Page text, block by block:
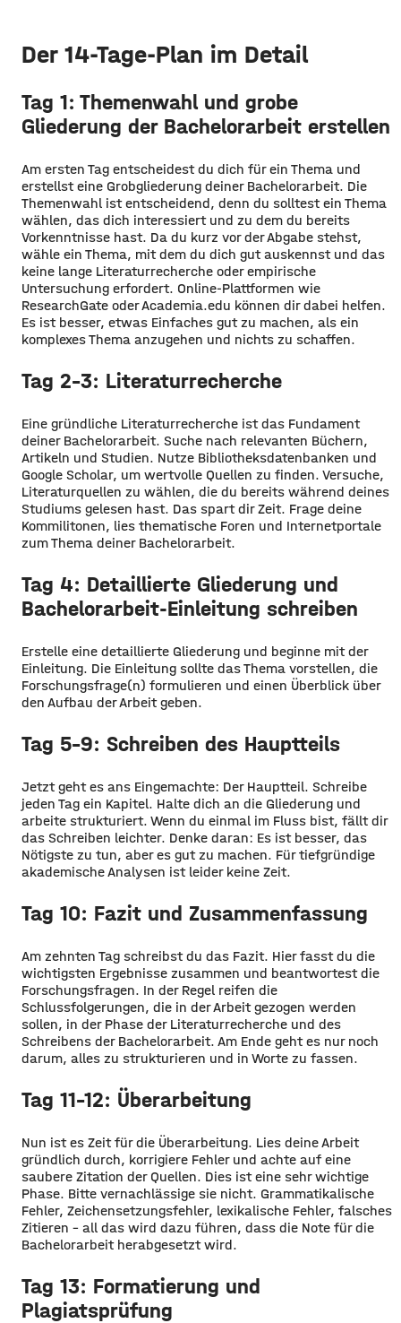
Der 14-Tage-Plan im Detail
Tag 1: Themenwahl und grobe
Gliederung der Bachelorarbeit erstellen
Am ersten Tag entscheidest du dich für ein Thema und
erstellst eine Grobgliederung deiner Bachelorarbeit. Die
Themenwahl ist entscheidend, denn du solltest ein Thema
wählen, das dich interessiert und zu dem du bereits
Vorkenntnisse hast. Da du kurz vor der Abgabe stehst,
wähle ein Thema, mit dem du dich gut auskennst und das
keine lange Literaturrecherche oder empirische
Untersuchung erfordert. Online-Plattformen wie
ResearchGate oder Academia.edu können dir dabei helfen.
Es ist besser, etwas Einfaches gut zu machen, als ein
komplexes Thema anzugehen und nichts zu schaffen.
Tag 2-3: Literaturrecherche
Eine gründliche Literaturrecherche ist das Fundament
deiner Bachelorarbeit. Suche nach relevanten Büchern,
Artikeln und Studien. Nutze Bibliotheksdatenbanken und
Google Scholar, um wertvolle Quellen zu finden. Versuche,
Literaturquellen zu wählen, die du bereits während deines
Studiums gelesen hast. Das spart dir Zeit. Frage deine
Kommilitonen, lies thematische Foren und Internetportale
zum Thema deiner Bachelorarbeit.
Tag 4: Detaillierte Gliederung und
Bachelorarbeit-Einleitung schreiben
Erstelle eine detaillierte Gliederung und beginne mit der
Einleitung. Die Einleitung sollte das Thema vorstellen, die
Forschungsfrage(n) formulieren und einen Überblick über
den Aufbau der Arbeit geben.
Tag 5-9: Schreiben des Hauptteils
Jetzt geht es ans Eingemachte: Der Hauptteil. Schreibe
jeden Tag ein Kapitel. Halte dich an die Gliederung und
arbeite strukturiert. Wenn du einmal im Fluss bist, fällt dir
das Schreiben leichter. Denke daran: Es ist besser, das
Nötigste zu tun, aber es gut zu machen. Für tiefgründige
akademische Analysen ist leider keine Zeit.
Tag 10: Fazit und Zusammenfassung
Am zehnten Tag schreibst du das Fazit. Hier fasst du die
wichtigsten Ergebnisse zusammen und beantwortest die
Forschungsfragen. In der Regel reifen die
Schlussfolgerungen, die in der Arbeit gezogen werden
sollen, in der Phase der Literaturrecherche und des
Schreibens der Bachelorarbeit. Am Ende geht es nur noch
darum, alles zu strukturieren und in Worte zu fassen.
Tag 11-12: Überarbeitung
Nun ist es Zeit für die Überarbeitung. Lies deine Arbeit
gründlich durch, korrigiere Fehler und achte auf eine
saubere Zitation der Quellen. Dies ist eine sehr wichtige
Phase. Bitte vernachlässige sie nicht. Grammatikalische
Fehler, Zeichensetzungsfehler, lexikalische Fehler, falsches
Zitieren - all das wird dazu führen, dass die Note für die
Bachelorarbeit herabgesetzt wird.
Tag 13: Formatierung und
Plagiatsprüfung